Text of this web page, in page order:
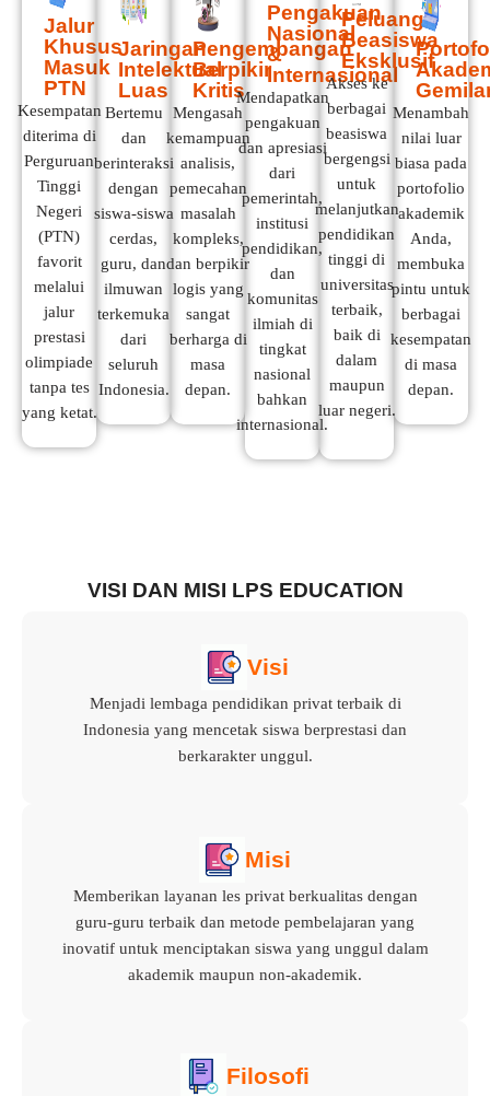
Jalur
Khusus
Masuk
PTN
Kesempatan
diterima di
Perguruan
Tinggi
Negeri
(PTN)
favorit
melalui
jalur
prestasi
olimpiade
tanpa tes
yang ketat.
Jaringan
Intelektual
Luas
Bertemu
dan
berinteraksi
dengan
siswa-siswa
cerdas,
guru, dan
ilmuwan
terkemuka
dari
seluruh
Indonesia.
Pengembangan
Berpikir
Kritis
Mengasah
kemampuan
analisis,
pemecahan
masalah
kompleks,
dan berpikir
logis yang
sangat
berharga di
masa
depan.
Pengakuan
Nasional
&
Internasional
Mendapatkan
pengakuan
dan apresiasi
dari
pemerintah,
institusi
pendidikan,
dan
komunitas
ilmiah di
tingkat
nasional
bahkan
internasional.
Peluang
Beasiswa
Eksklusif
Akses ke
berbagai
beasiswa
bergengsi
untuk
melanjutkan
pendidikan
tinggi di
universitas
terbaik,
baik di
dalam
maupun
luar negeri.
Menambah
nilai luar
biasa pada
portofolio
akademik
Anda,
membuka
pintu untuk
berbagai
kesempatan
di masa
depan.
VISI DAN MISI LPS EDUCATION
Visi
Menjadi lembaga pendidikan privat terbaik di
Indonesia yang mencetak siswa berprestasi dan
berkarakter unggul.
Misi
Memberikan layanan les privat berkualitas dengan
guru-guru terbaik dan metode pembelajaran yang
inovatif untuk menciptakan siswa yang unggul dalam
akademik maupun non-akademik.
Filosofi